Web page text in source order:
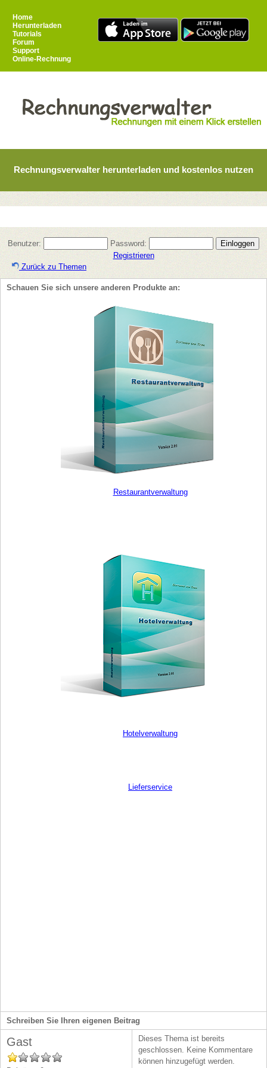
Home
Herunterladen
Tutorials
Forum
Support
Online-Rechnung
Rechnungsverwalter herunterladen und kostenlos nutzen
Benutzer:
Password:
Registrieren
Zurück zu Themen
Schauen Sie sich unsere anderen Produkte an:
Restaurantverwaltung
Hotelverwaltung
Schreiben Sie Ihren eigenen Beitrag
Gast
Dieses Thema ist bereits
geschlossen. Keine Kommentare
können hinzugefügt werden.